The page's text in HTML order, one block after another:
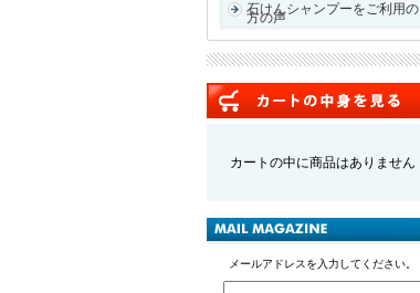
石けんシャンプーをご利用の
方の声
カートの中に商品はありません
メールアドレスを入力してください。